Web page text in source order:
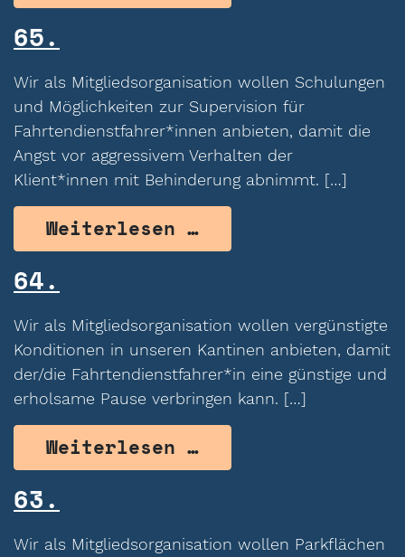
65.
Wir als Mitgliedsorganisation wollen Schulungen
und Möglichkeiten zur Supervision für
Fahrtendienstfahrer*innen anbieten, damit die
Angst vor aggressivem Verhalten der
Klient*innen mit Behinderung abnimmt. […]
Weiterlesen …from 65.
64.
Wir als Mitgliedsorganisation wollen vergünstigte
Konditionen in unseren Kantinen anbieten, damit
der/die Fahrtendienstfahrer*in eine günstige und
erholsame Pause verbringen kann. […]
Weiterlesen …from 64.
63.
Wir als Mitgliedsorganisation wollen Parkflächen